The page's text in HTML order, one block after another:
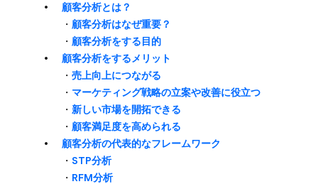
顧客分析とは？
・ 顧客分析は​なぜ重要？
・ 顧客分析を​する​目的
顧客分析を​する​メリット
・ 売上向上に​つながる
・ マーケティング戦略の​立案や​改善に​役立つ
・ 新しい​市場を​開拓できる
・ 顧客満足度を​高められる
顧客分析の​代表的な​フレームワーク
・ STP分析
・ RFM分析